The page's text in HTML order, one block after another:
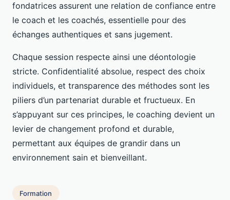
fondatrices assurent une relation de confiance entre
le coach et les coachés, essentielle pour des
échanges authentiques et sans jugement.
Chaque session respecte ainsi une déontologie
stricte. Confidentialité absolue, respect des choix
individuels, et transparence des méthodes sont les
piliers d’un partenariat durable et fructueux. En
s’appuyant sur ces principes, le coaching devient un
levier de changement profond et durable,
permettant aux équipes de grandir dans un
environnement sain et bienveillant.
Formation